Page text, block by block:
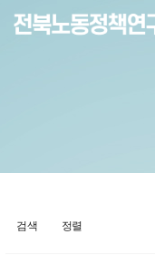
검색 정렬